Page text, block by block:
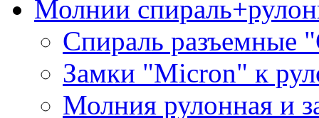
Молнии
Спираль разъемные
Замки "Micron" к
Молния рулонная и